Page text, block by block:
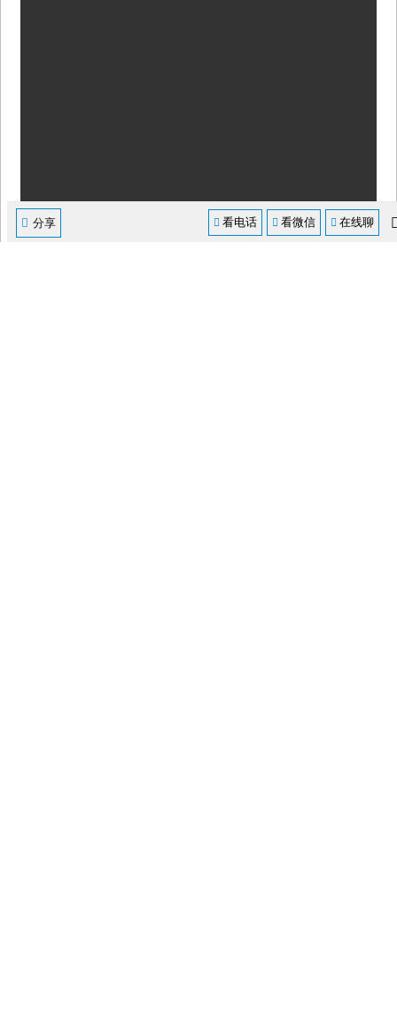
 分享  看电话  看微信  在线聊